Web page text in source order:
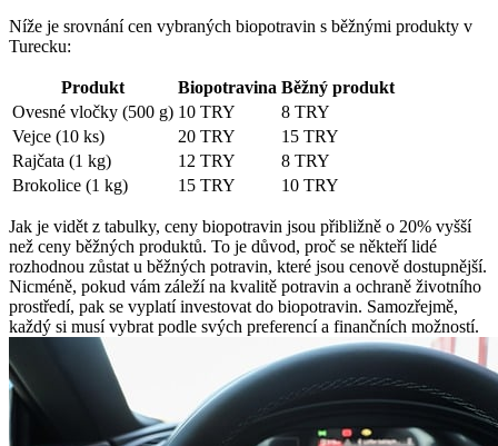
Níže je srovnání cen vybraných biopotravin s běžnými produkty v
Turecku:
Produkt Biopotravina Běžný produkt
Ovesné vločky (500 g) 10 TRY
8 TRY
Vejce (10 ks)
20 TRY
15 TRY
Rajčata (1 kg)
12 TRY
8 TRY
Brokolice (1 kg)
15 TRY 10 TRY
Jak je vidět z tabulky, ceny biopotravin jsou přibližně o 20% vyšší
než ceny běžných produktů. To je důvod, proč se někteří lidé
rozhodnou zůstat u běžných potravin, které jsou cenově dostupnější.
Nicméně, pokud vám záleží na kvalitě potravin a ochraně životního
prostředí, pak se vyplatí investovat do biopotravin. Samozřejmě,
každý si musí vybrat podle svých preferencí a finančních možností.